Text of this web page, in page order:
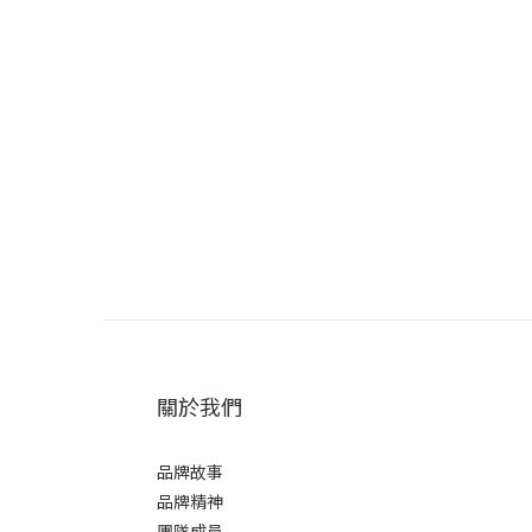
關於我們
品牌故事
品牌精神